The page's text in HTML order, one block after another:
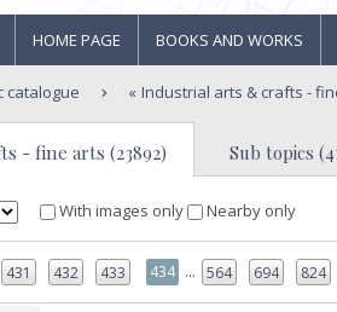
HOME PAGE BOOKS AND WORKS
catalogue Industrial arts & crafts -
- fine arts (23892) Sub topics
With images only Nearby only
431 432 433 434 ... 564 694 824